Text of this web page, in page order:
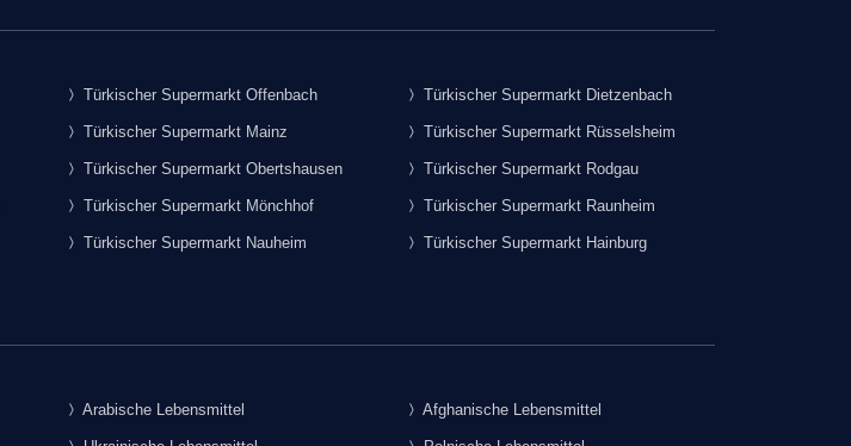
Türkischer Supermarkt Offenbach Türkischer Supermarkt Dietzenbach
Türkischer Supermarkt Mainz Türkischer Supermarkt Rüsselsheim
Türkischer Supermarkt Obertshausen Türkischer Supermarkt Rodgau
Türkischer Supermarkt Mönchhof Türkischer Supermarkt Raunheim
Türkischer Supermarkt Nauheim Türkischer Supermarkt Hainburg
Arabische Lebensmittel Afghanische Lebensmittel